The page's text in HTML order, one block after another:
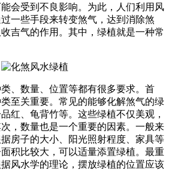
会受到不良影响。为此，人们利用风
一些手段来转变煞气，达到消除煞
吉气的作用。其中，绿植就是一种常
、数量、位置等都有很多要求。首
至关重要。常见的能够化解煞气的绿
红、龟背竹等。这些绿植不仅美观，
，数量也是一个重要的因素。一般来
房子的大小、阳光照射程度、家具等
积比较大，可以适量添置绿植。最重
风水学的理论，摆放绿植的位置应该